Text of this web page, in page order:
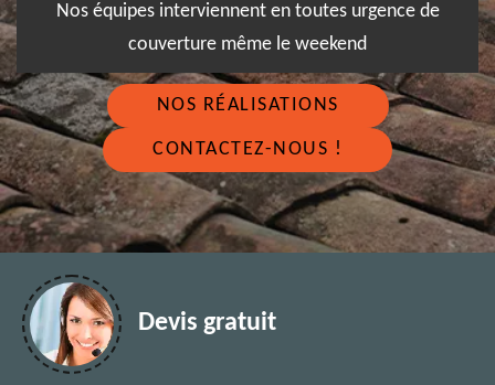
Nos équipes interviennent en toutes urgence de
couverture même le weekend
NOS RÉALISATIONS
CONTACTEZ-NOUS !
Devis gratuit